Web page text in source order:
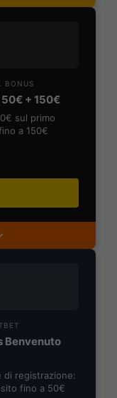
BONUS
+ 150€
sul primo
a 150€
Benvenuto
di registrazione:
fino a 50€